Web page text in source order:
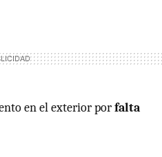
en el exterior porfalta